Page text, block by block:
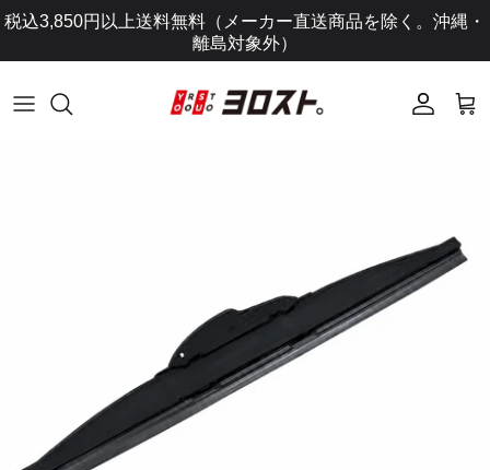
コ
テ
ツ
税込3,850円以上送料無料（メーカー直送商品を除く。沖縄・
離島対象外）